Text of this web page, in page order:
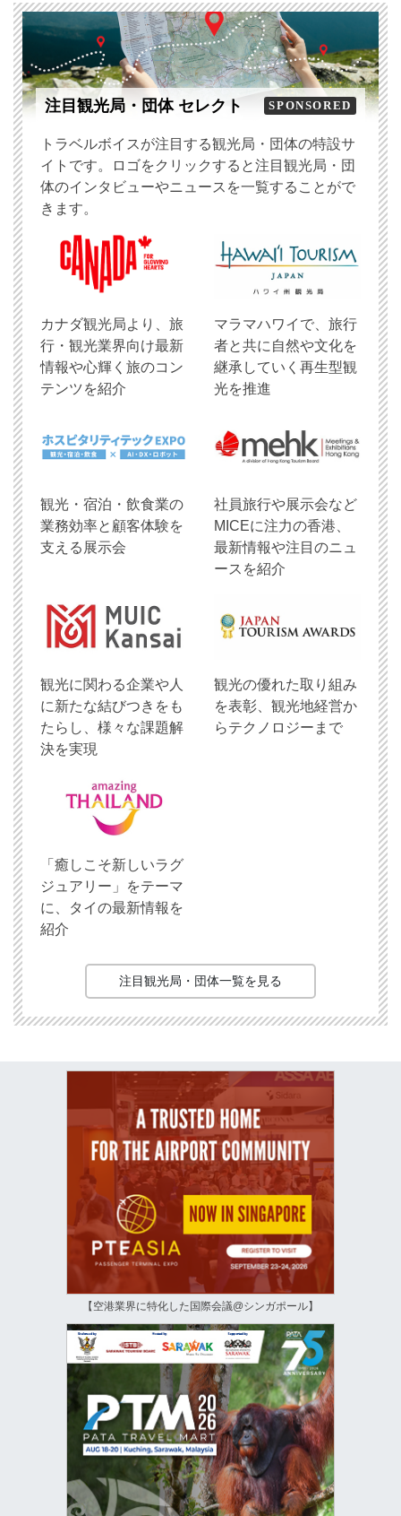
注目観光局・団体 セレクト SPONSORED
トラベルボイスが注目する観光局・団体の特設サ
イトです。ロゴをクリックすると注目観光局・団
体のインタビューやニュースを一覧することがで
きます。
​カナダ観光局より、旅
行・観光業界向け最新
情報や心輝く旅のコン
テンツを紹介
マラマハワイで、旅行
者と共に自然や文化を
継承していく再生型観
光を推進
観光・宿泊・飲食業の
業務効率と顧客体験を
支える展示会
社員旅行や展示会など
MICEに注力の香港、
最新情報や注目のニュ
ースを紹介
観光に関わる企業や人
に新たな結びつきをも
たらし、様々な課題解
決を実現
観光の優れた取り組み
を表彰、観光地経営か
らテクノロジーまで
「癒しこそ新しいラグ
ジュアリー」をテーマ
に、タイの最新情報を
紹介
注目観光局・団体一覧を見る
【空港業界に特化した国際会議@シンガポール】